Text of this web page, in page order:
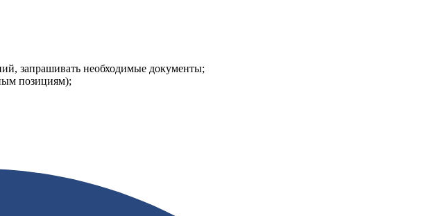
запрашивать необходимые документы;
позициям);